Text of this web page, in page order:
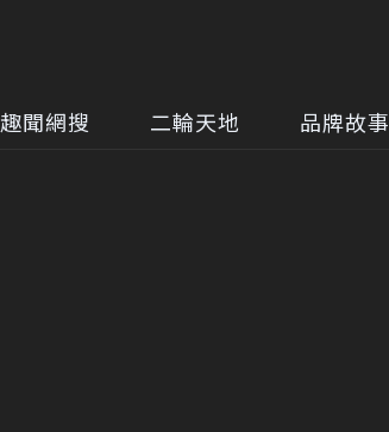
趣聞網搜 二輪天地 品牌故事